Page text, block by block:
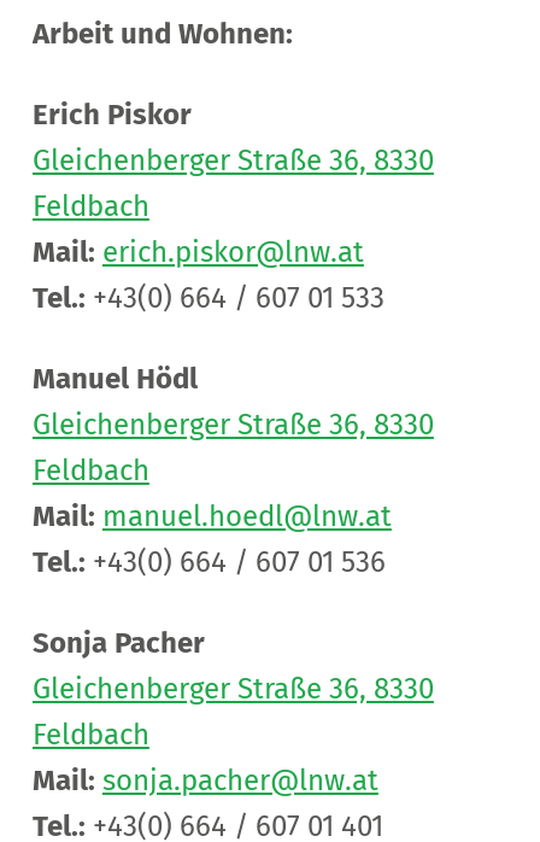
Arbeit und Wohnen:
Erich Piskor
Gleichenberger Straße 36, 8330
Feldbach
Mail: erich.piskor@lnw.at
Tel.: +43(0) 664 / 607 01 533
Manuel Hödl
Gleichenberger Straße 36, 8330
Feldbach
Mail: manuel.hoedl@lnw.at
Tel.: +43(0) 664 / 607 01 536
Sonja Pacher
Gleichenberger Straße 36, 8330
Feldbach
Mail: sonja.pacher@lnw.at
Tel.: +43(0) 664 / 607 01 401